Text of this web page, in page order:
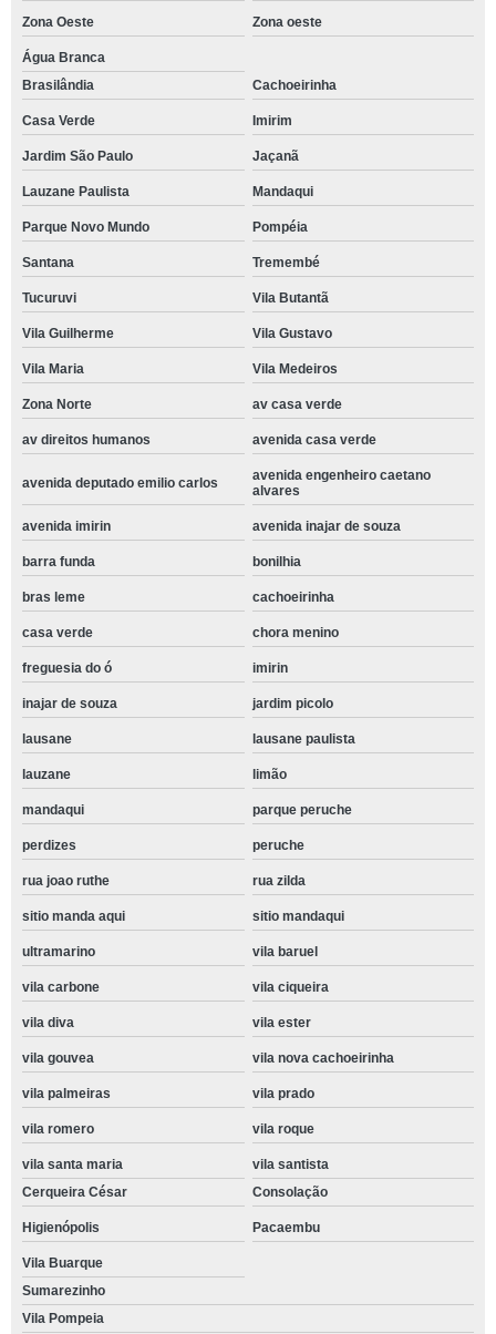
Zona Oeste Zona oeste
Água Branca
Brasilândia
Cachoeirinha
Casa Verde Imirim
Jardim São Paulo Jaçanã
Lauzane Paulista Mandaqui
Parque Novo Mundo Pompéia
Santana Tremembé
Tucuruvi Vila Butantã
Vila Guilherme Vila Gustavo
Vila Maria Vila Medeiros
Zona Norte av casa verde
av direitos humanos avenida casa verde
avenida deputado emilio carlos
avenida engenheiro caetano
alvares
avenida imirin avenida inajar de souza
barra funda bonilhia
bras leme cachoeirinha
casa verde chora menino
freguesia do ó imirin
inajar de souza jardim picolo
lausane lausane paulista
lauzane limão
mandaqui parque peruche
perdizes peruche
rua joao ruthe rua zilda
sitio manda aqui sitio mandaqui
ultramarino vila baruel
vila carbone vila ciqueira
vila diva vila ester
vila gouvea vila nova cachoeirinha
vila palmeiras vila prado
vila romero vila roque
vila santa maria
vila santista
Cerqueira César
Consolação
Higienópolis Pacaembu
Vila Buarque
Sumarezinho
Vila Pompeia